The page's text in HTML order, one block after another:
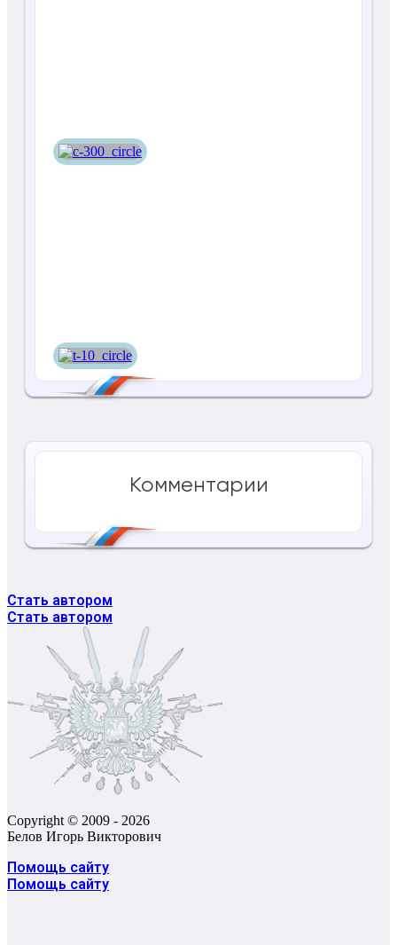
Комментарии
Стать автором
Стать автором
Copyright © 2009 - 2026
Белов Игорь Викторович
Помощь сайту
Помощь сайту